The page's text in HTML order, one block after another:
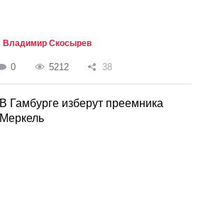
Владимир Скосырев
0 5212 38
В Гамбурге изберут преемника
Меркель